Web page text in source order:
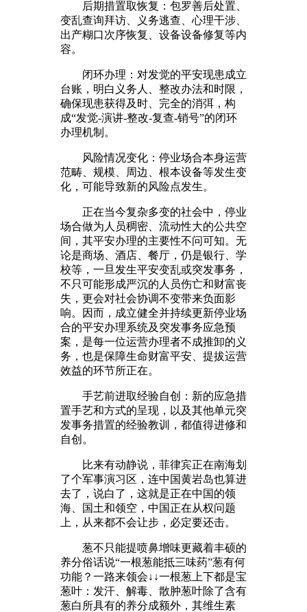
后期措置取恢复：包罗善后处置、
变乱查询拜访、义务逃查、心理干涉、
出产糊口次序恢复、设备设备修复等内
容。
闭环办理：对发觉的平安现患成立
台账，明白义务人、整改办法和时限，
确保现患获得及时、完全的消弭，构
成“发觉-演讲-整改-复查-销号”的闭环
办理机制。
风险情况变化：停业场合本身运营
范畴、规模、周边、根本设备等发生变
化，可能导致新的风险点发生。
正在当今复杂多变的社会中，停业
场合做为人员稠密、流动性大的公共空
间，其平安办理的主要性不问可知。无
论是商场、酒店、餐厅，仍是银行、学
校等，一旦发生平安变乱或突发事务，
不只可能形成严沉的人员伤亡和财富丧
失，更会对社会协调不变带来负面影
响。因而，成立健全并持续更新停业场
合的平安办理系统及突发事务应急预
案，是每一位运营办理者不成推卸的义
务，也是保障生命财富平安、提拔运营
效益的环节所正在。
手艺前进取经验自创：新的应急措
置手艺和方式的呈现，以及其他单元突
发事务措置的经验教训，都值得进修和
自创。
比来有动静说，菲律宾正在南海划
了个军事演习区，连中国黄岩岛也算进
去了，说白了，这就是正在中国的领
海、国土和领空，中国正在从权问题
上，从来都不会让步，必定要还击。
葱不只能提喷鼻增味更藏着丰硕的
养分俗话说“一根葱能抵三味药”葱有何
功能？一路来领会↓↓一根葱上下都是宝
葱叶：发汗、解毒、散肿葱叶除了含有
葱白所具有的养分成额外，其维生素